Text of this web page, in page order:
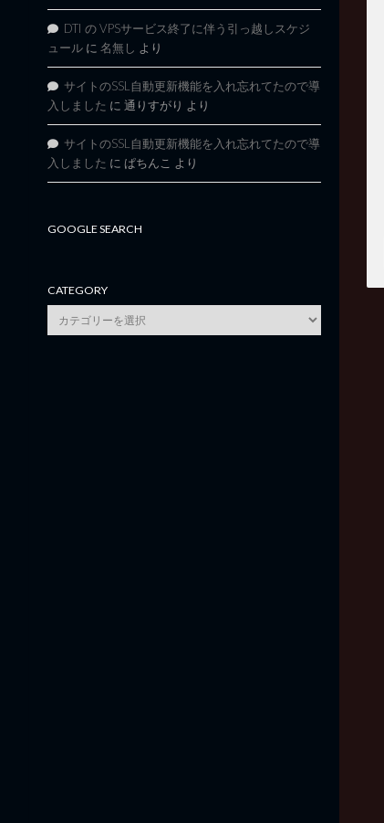
DTI の VPSサービス終了に伴う引っ越しスケジ
ュール に 名無し より
サイトのSSL自動更新機能を入れ忘れてたので導
入しました に 通りすがり より
サイトのSSL自動更新機能を入れ忘れてたので導
入しました に ぱちんこ より
GOOGLE SEARCH
CATEGORY
category